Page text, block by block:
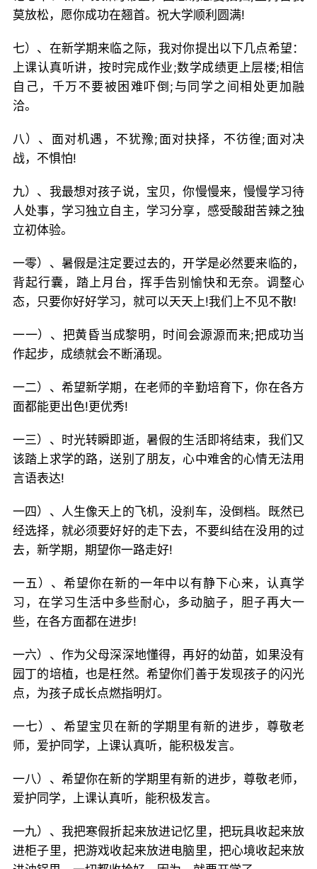
莫放松，愿你成功在翘首。祝大学顺利圆满!
七）、在新学期来临之际，我对你提出以下几点希望：
上课认真听讲，按时完成作业;数学成绩更上层楼;相信
自己，千万不要被困难吓倒;与同学之间相处更加融
洽。
八）、面对机遇，不犹豫;面对抉择，不彷徨;面对决
战，不惧怕!
九）、我最想对孩子说，宝贝，你慢慢来，慢慢学习待
人处事，学习独立自主，学习分享，感受酸甜苦辣之独
立初体验。
一零）、暑假是注定要过去的，开学是必然要来临的，
背起行囊，踏上月台，挥手告别愉快和无奈。调整心
态，只要你好好学习，就可以天天上!我们上不见不散!
一一）、把黄昏当成黎明，时间会源源而来;把成功当
作起步，成绩就会不断涌现。
一二）、希望新学期，在老师的辛勤培育下，你在各方
面都能更出色!更优秀!
一三）、时光转瞬即逝，暑假的生活即将结束，我们又
该踏上求学的路，送别了朋友，心中难舍的心情无法用
言语表达!
一四）、人生像天上的飞机，没刹车，没倒档。既然已
经选择，就必须要好好的走下去，不要纠结在没用的过
去，新学期，期望你一路走好!
一五）、希望你在新的一年中以有静下心来，认真学
习，在学习生活中多些耐心，多动脑子，胆子再大一
些，在各方面都在进步!
一六）、作为父母深深地懂得，再好的幼苗，如果没有
园丁的培植，也是枉然。希望你们善于发现孩子的闪光
点，为孩子成长点燃指明灯。
一七）、希望宝贝在新的学期里有新的进步，尊敬老
师，爱护同学，上课认真听，能积极发言。
一八）、希望你在新的学期里有新的进步，尊敬老师，
爱护同学，上课认真听，能积极发言。
一九）、我把寒假折起来放进记忆里，把玩具收起来放
进柜子里，把游戏收起来放进电脑里，把心境收起来放